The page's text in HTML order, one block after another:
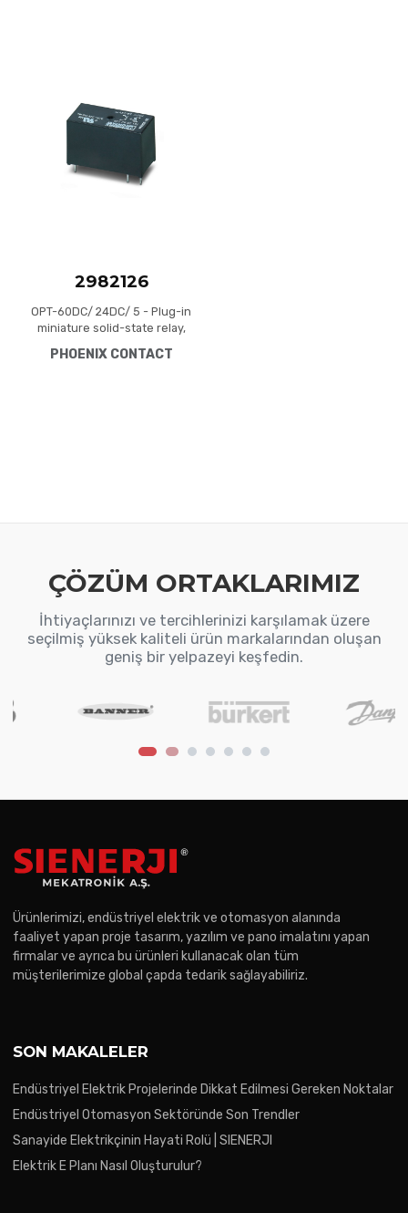
2982126
OPT-60DC/ 24DC/ 5 - Plug-in
miniature solid-state relay,
N/O contact, input: 60 V DC,
PHOENIX CONTACT
ÇÖZÜM ORTAKLARIMIZ
İhtiyaçlarınızı ve tercihlerinizi karşılamak üzere
seçilmiş yüksek kaliteli ürün markalarından oluşan
geniş bir yelpazeyi keşfedin.
Ürünlerimizi, endüstriyel elektrik ve otomasyon alanında
faaliyet yapan proje tasarım, yazılım ve pano imalatını yapan
firmalar ve ayrıca bu ürünleri kullanacak olan tüm
müşterilerimize global çapda tedarik sağlayabiliriz.
SON MAKALELER
Endüstriyel Elektrik Projelerinde Dikkat Edilmesi Gereken Noktalar
Endüstriyel Otomasyon Sektöründe Son Trendler
Sanayide Elektrikçinin Hayati Rolü | SIENERJI
Elektrik E Planı Nasıl Oluşturulur?